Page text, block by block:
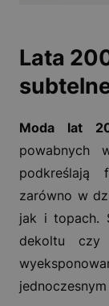
Lata
Moda lat
powabnych
podkreślają
zarówno w
jak i topach.
dekoltu czy